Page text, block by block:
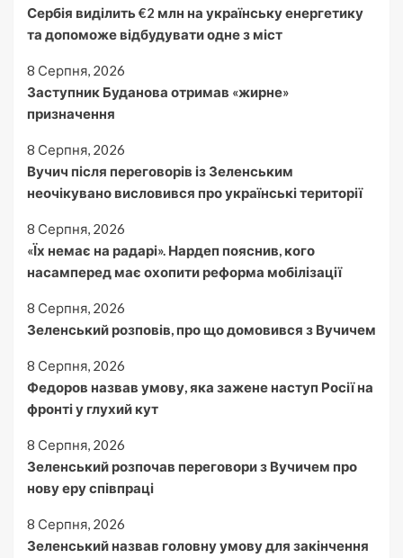
Сербія виділить €2 млн на українську енергетику
та допоможе відбудувати одне з міст
8 Серпня, 2026
Заступник Буданова отримав «жирне»
призначення
8 Серпня, 2026
Вучич після переговорів із Зеленським
неочікувано висловився про українські території
8 Серпня, 2026
«Їх немає на радарі». Нардеп пояснив, кого
насамперед має охопити реформа мобілізації
8 Серпня, 2026
Зеленський розповів, про що домовився з Вучичем
8 Серпня, 2026
Федоров назвав умову, яка зажене наступ Росії на
фронті у глухий кут
8 Серпня, 2026
Зеленський розпочав переговори з Вучичем про
нову еру співпраці
8 Серпня, 2026
Зеленський назвав головну умову для закінчення